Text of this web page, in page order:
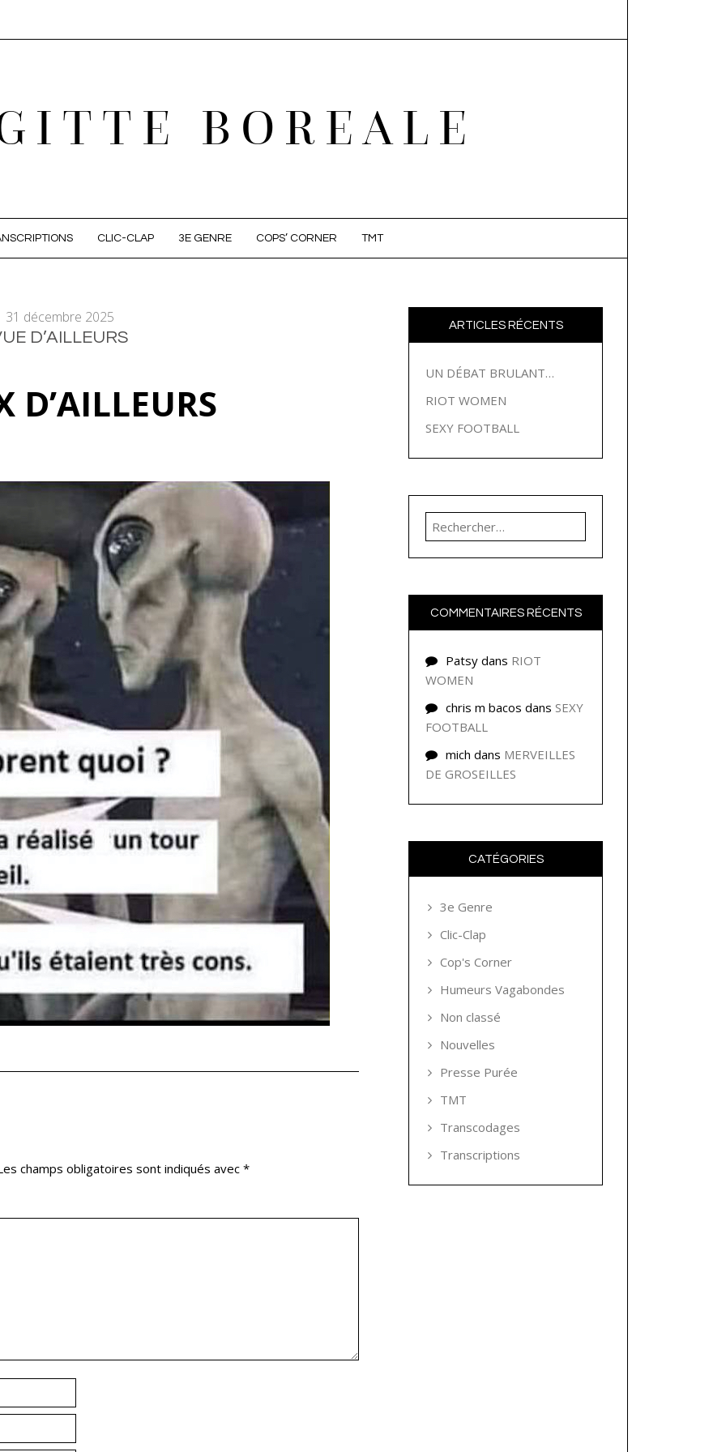
BOREALE
CLIC-CLAP 3E GENRE COPS’ CORNER TMT
31 décembre 2025
D’AILLEURS
D’AILLEURS
champs obligatoires sont indiqués avec *
ARTICLES RÉCENTS
UN DÉBAT BRULANT…
RIOT WOMEN
SEXY FOOTBALL
Rechercher :
COMMENTAIRES RÉCENTS
Patsy dans RIOT
WOMEN
chris m bacos dans SEXY
FOOTBALL
mich dans MERVEILLES
DE GROSEILLES
CATÉGORIES
3e Genre
Clic-Clap
Cop's Corner
Humeurs Vagabondes
Non classé
Nouvelles
Presse Purée
TMT
Transcodages
Transcriptions